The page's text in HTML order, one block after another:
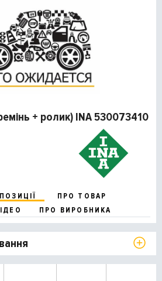
+ ролик) INA 530073410
ПРО ТОВАР
ПРО ВИРОБНИКА